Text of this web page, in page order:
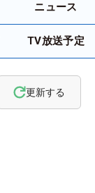
ニュース
TV放送予定
更新する